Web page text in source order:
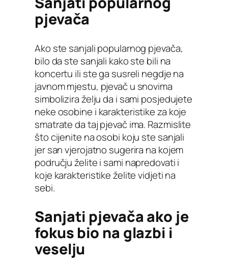
pjevača
Ako ste sanjali popularnog pjevača,
bilo da ste sanjali kako ste bili na
koncertu ili ste ga susreli negdje na
javnom mjestu, pjevač u snovima
simbolizira želju da i sami posjedujete
neke osobine i karakteristike za koje
smatrate da taj pjevač ima. Razmislite
što cijenite na osobi koju ste sanjali
jer san vjerojatno sugerira na kojem
području želite i sami napredovati i
koje karakteristike želite vidjeti na
sebi.
Sanjati pjevača ako je
fokus bio na glazbi i
veselju